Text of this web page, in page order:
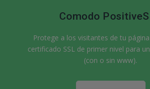
Comodo
Protege a los visitantes de tu
certificado SSL de primer nivel para
(con o sin www).